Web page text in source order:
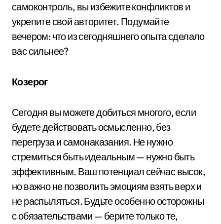
самоконтроль, вы избежите конфликтов и
укрепите свой авторитет. Подумайте
вечером: что из сегодняшнего опыта сделало
вас сильнее?
Козерог
Сегодня вы можете добиться многого, если
будете действовать осмысленно, без
перегруза и самонаказания. Не нужно
стремиться быть идеальным — нужно быть
эффективным. Ваш потенциал сейчас высок,
но важно не позволить эмоциям взять верх и
не распыляться. Будьте особенно осторожны
с обязательствами — берите только те,